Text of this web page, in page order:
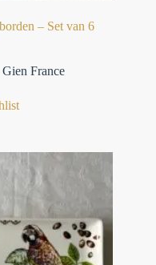
– Set van 6
Gien France